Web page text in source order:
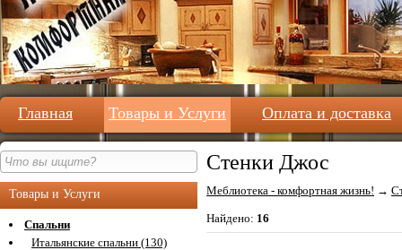
Главная Товары и Услуги Оплата и доставка
Товары и Услуги
Спальни
Итальянские спальни (130)
Стенки Джос
Меблиотека - комфортная жизнь! →
Найдено: 16